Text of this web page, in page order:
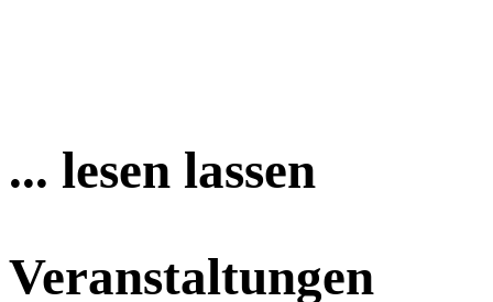
... lesen lassen
Veranstaltungen